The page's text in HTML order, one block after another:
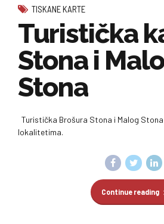
TISKANE KARTE
Turistička
Stona i
Stona
Turistička Brošura Stona i Malog
lokalitetima.
Continue reading